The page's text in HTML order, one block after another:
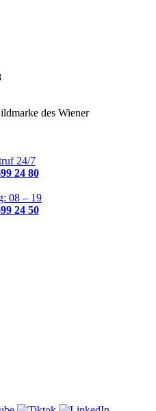
des Wiener
24/7
24 80
08 – 19
24 50